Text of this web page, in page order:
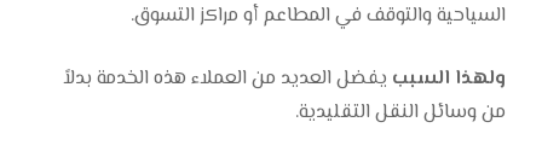
السياحية والتوقف في المطاعم أو مراكز التسوق.
ولهذا السبب يفضل العديد من العملاء هذه الخدمة بدلاً
من وسائل النقل التقليدية.